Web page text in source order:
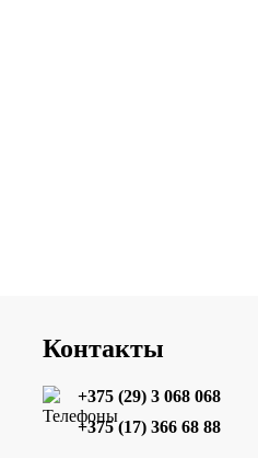
Контакты
+375 (29) 3 068 068
+375 (17) 366 68 88